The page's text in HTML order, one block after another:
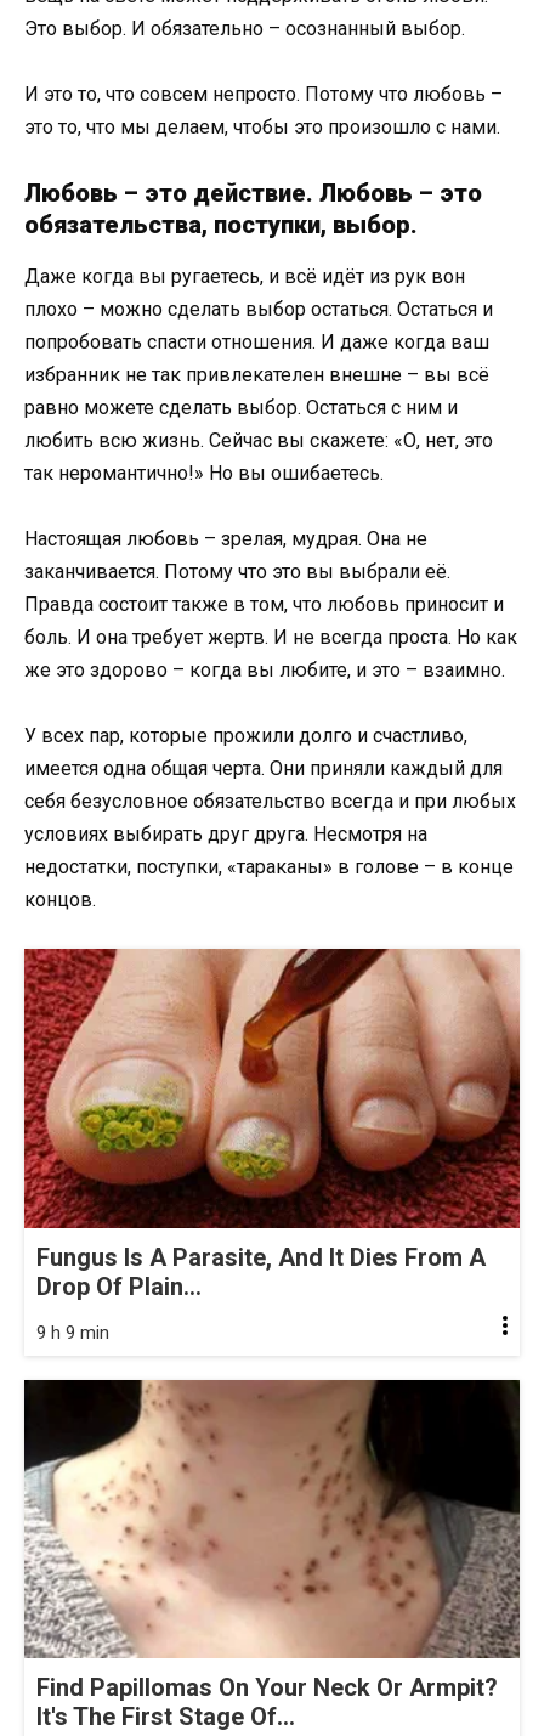
Это выбор. И обязательно – осознанный выбор.
И это то, что совсем непросто. Потому что любовь –
это то, что мы делаем, чтобы это произошло с нами.
Любовь – это действие. Любовь – это
обязательства, поступки, выбор.
Даже когда вы ругаетесь, и всё идёт из рук вон
плохо – можно сделать выбор остаться. Остаться и
попробовать спасти отношения. И даже когда ваш
избранник не так привлекателен внешне – вы всё
равно можете сделать выбор. Остаться с ним и
любить всю жизнь. Сейчас вы скажете: «О, нет, это
так неромантично!» Но вы ошибаетесь.
Настоящая любовь – зрелая, мудрая. Она не
заканчивается. Потому что это вы выбрали её.
Правда состоит также в том, что любовь приносит и
боль. И она требует жертв. И не всегда проста. Но как
же это здорово – когда вы любите, и это – взаимно.
У всех пар, которые прожили долго и счастливо,
имеется одна общая черта. Они приняли каждый для
себя безусловное обязательство всегда и при любых
условиях выбирать друг друга. Несмотря на
недостатки, поступки, «тараканы» в голове – в конце
концов.
Fungus Is A Parasite, And It Dies From A
Drop Of Plain...
9 h 9 min
Find Papillomas On Your Neck Or Armpit?
It's The First Stage Of...